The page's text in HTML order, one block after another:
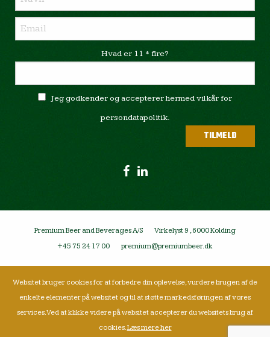
Hvad er 11 * fire?
Jeg godkender og accepterer hermed vilkår for
persondatapolitik.
Premium Beer and Beverages A/S
Virkelyst 9 , 6000 Kolding
+45 75 24 17 00
premium@premiumbeer.dk
Websitet bruger cookies for at forbedre din oplevelse, vurdere brugen af de
enkelte elementer på websitet og til at støtte markedsføringen af vores
services. Ved at klikke videre på websitet accepterer du websitets brug af
cookies.Læs mere her